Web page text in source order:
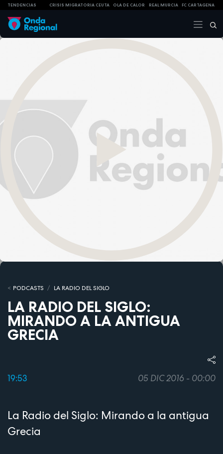
TENDENCIAS CRISIS MIGRATORIA CEUTA OLA DE CALOR REAL MURCIA FC CARTAGENA
PODCASTS LA RADIO DEL SIGLO
LA RADIO DEL SIGLO:
MIRANDO A LA ANTIGUA
GRECIA
19:53 05 DIC 2016 - 00:00
La Radio del Siglo: Mirando a la antigua
Grecia